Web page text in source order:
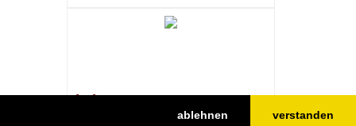
ablehnen verstanden
[71] Isteiner Schwellen - Furt Istein
(verschwunden)